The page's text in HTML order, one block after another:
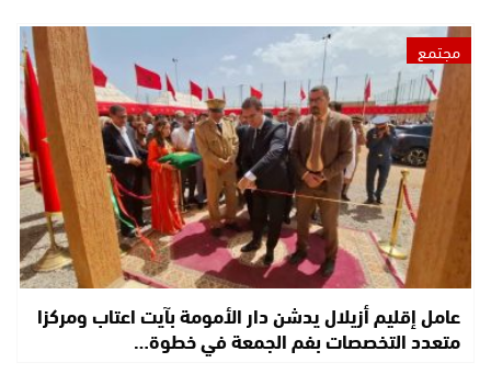
مجتمع
عامل إقليم أزيلال يدشن دار الأمومة بآيت اعتاب ومركزا
متعدد التخصصات بفم الجمعة في خطوة…